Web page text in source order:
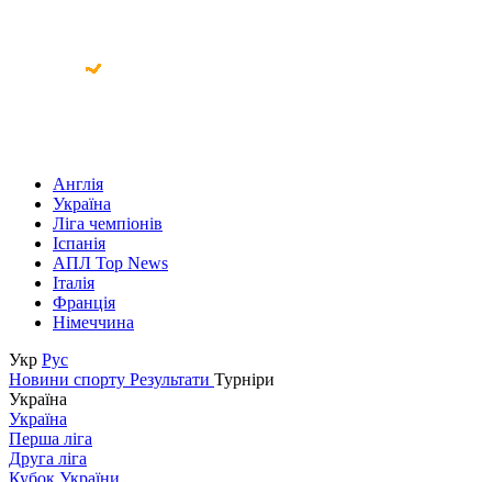
Англія
Україна
Ліга чемпіонів
Іспанія
АПЛ Top News
Італія
Франція
Німеччина
Укр Рус
Новини спорту Результати Турніри
Україна
Україна
Перша ліга
Друга ліга
Кубок України